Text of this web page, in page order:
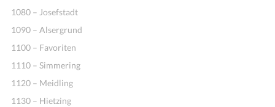
1080 – Josefstadt
1090 – Alsergrund
1100 – Favoriten
1110 – Simmering
1120 – Meidling
1130 – Hietzing